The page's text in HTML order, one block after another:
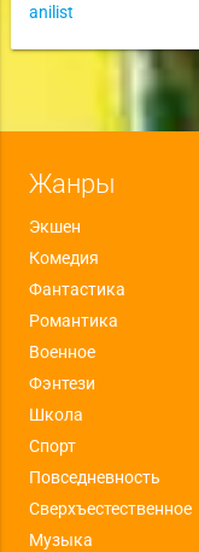
anilist
Жанры
Экшен
Комедия
Фантастика
Романтика
Военное
Фэнтези
Школа
Спорт
Повседневность
Сверхъестественное
Музыка